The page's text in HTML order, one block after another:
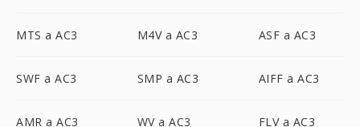
MTS a AC3 M4V a AC3 ASF a AC3
SWF a AC3 SMP a AC3 AIFF a AC3
AMR a AC3 WV a AC3 FLV a AC3